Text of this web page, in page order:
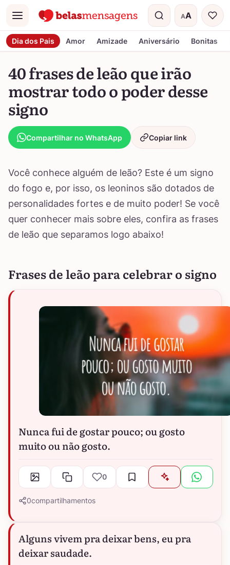
Menu AA
Tamanho do
Dia dos Pais Amor Amizade Aniversário Bonitas
40 frases de leão que irão
mostrar todo o poder desse
signo
Compartilhar no WhatsApp Copiar link
Você conhece alguém de leão? Este é um signo
do fogo e, por isso, os leoninos são dotados de
personalidades fortes e de muito poder! Se você
quer conhecer mais sobre eles, confira as frases
de leão que separamos logo abaixo!
Frases de leão para celebrar o signo
Nunca fui de gostar pouco; ou gosto
muito ou não gosto.
0
0compartilhamentos
Alguns vivem pra deixar bens, eu pra
deixar saudade.